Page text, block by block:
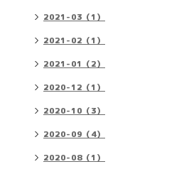
2021-03（1）
2021-02（1）
2021-01（2）
2020-12（1）
2020-10（3）
2020-09（4）
2020-08（1）